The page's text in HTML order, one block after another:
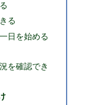
る
日を始める
を確認でき